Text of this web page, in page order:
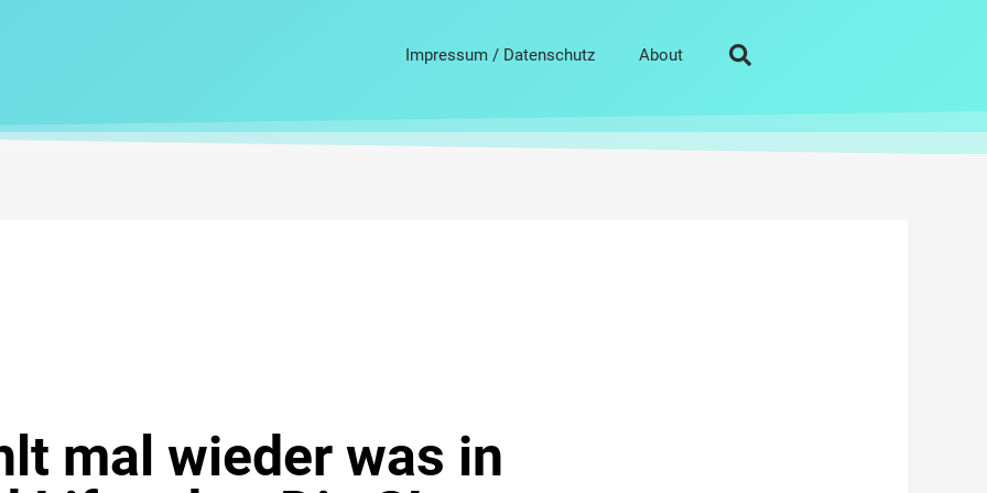
Impressum / Datenschutz About
mal wieder was in